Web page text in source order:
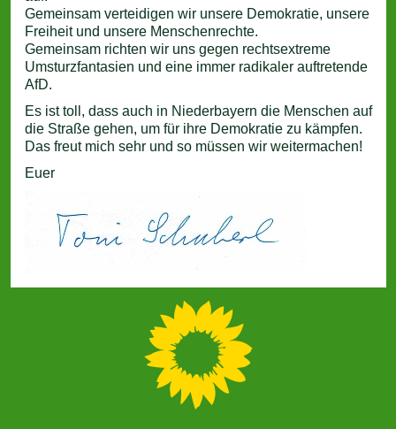
Gemeinsam verteidigen wir unsere Demokratie, unsere
Freiheit und unsere Menschenrechte.
Gemeinsam richten wir uns gegen rechtsextreme
Umsturzfantasien und eine immer radikaler auftretende
AfD.
Es ist toll, dass auch in Niederbayern die Menschen auf
die Straße gehen, um für ihre Demokratie zu kämpfen.
Das freut mich sehr und so müssen wir weitermachen!
Euer